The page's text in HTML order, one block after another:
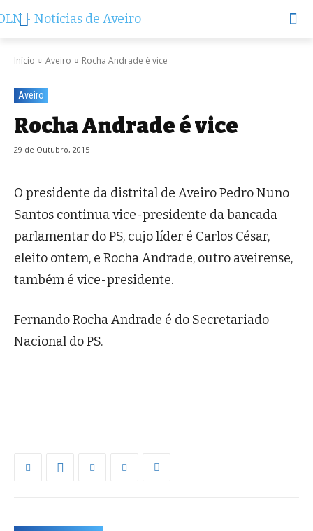
Início Aveiro Rocha Andrade é vice
Aveiro
Rocha Andrade é vice
29 de Outubro, 2015
O presidente da distrital de Aveiro Pedro Nuno
Santos continua vice-presidente da bancada
parlamentar do PS, cujo líder é Carlos César,
eleito ontem, e Rocha Andrade, outro aveirense,
também é vice-presidente.
Fernando Rocha Andrade é do Secretariado
Nacional do PS.